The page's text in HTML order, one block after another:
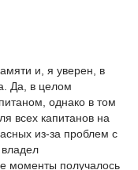
и, я уверен, в
Да, в целом
однако в том
всех капитанов на
из-за проблем с
моменты получалось